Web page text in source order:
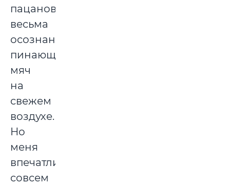
пацанов,
весьма
осознанно
пинающих
мяч
на
свежем
воздухе.
Но
меня
впечатлили
совсем